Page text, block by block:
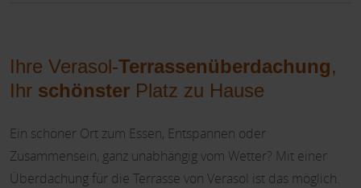
Ihre Verasol-Terrassenüberdachung,
Ihr schönster Platz zu Hause
Ein schöner Ort zum Essen, Entspannen oder
Zusammensein, ganz unabhängig vom Wetter? Mit einer
Überdachung für die Terrasse von Verasol ist das möglich.